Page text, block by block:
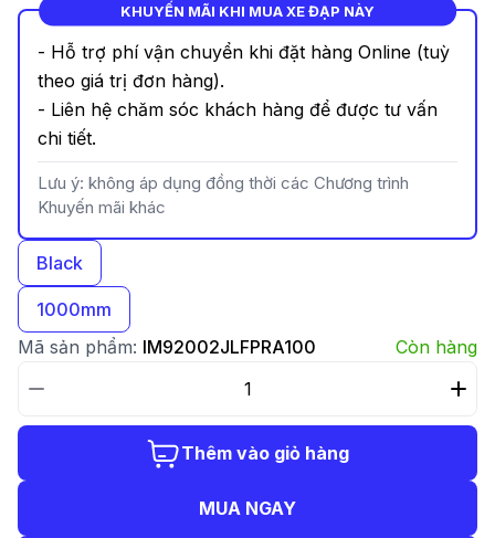
KHUYẾN MÃI KHI MUA XE ĐẠP NÀY
- Hỗ trợ phí vận chuyển khi đặt hàng Online (tuỳ
theo giá trị đơn hàng).
- Liên hệ chăm sóc khách hàng để được tư vấn
chi tiết.
Lưu ý: không áp dụng đồng thời các Chương trình
Khuyến mãi khác
Black
1000mm
Mã sản phẩm: IM92002JLFPRA100 Còn hàng
Thêm vào giỏ hàng
MUA NGAY